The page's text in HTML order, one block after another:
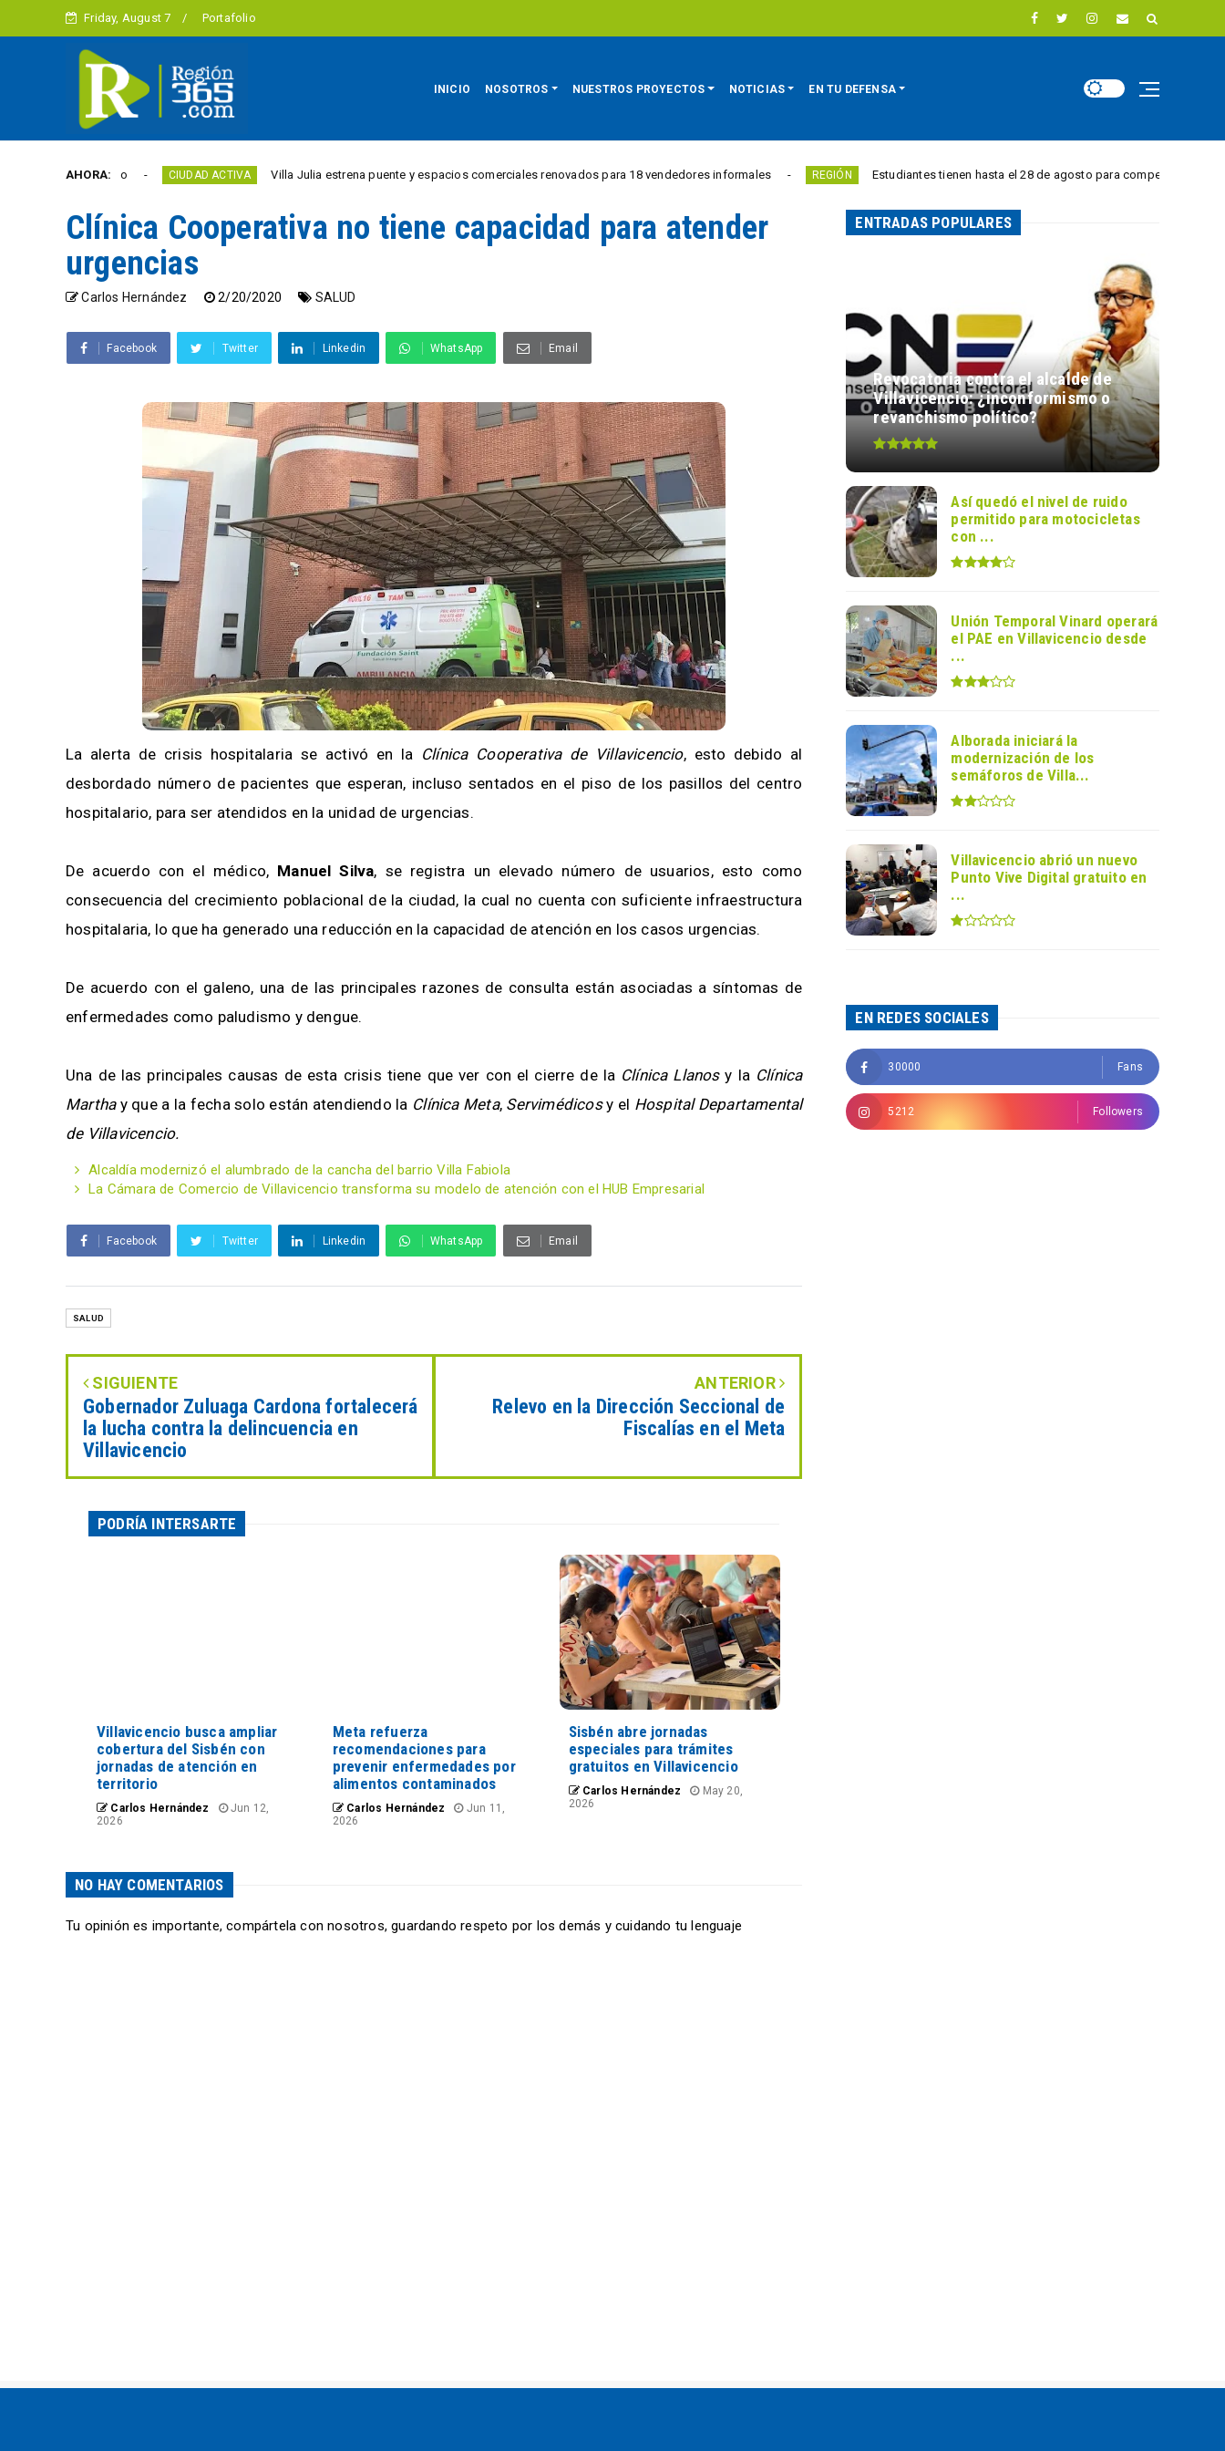
Friday, August 7 Portafolio
INICIO NOSOTROS NUESTROS PROYECTOS NOTICIAS EN TU DEFENSA
AHORA:
este año CIUDAD ACTIVA Villa Julia estrena puente y espacios comerciales renovados para 18 vendedores informales REGIÓN Estudiantes tienen hasta el 28 de agosto para competir por 10.000 euros
Clínica Cooperativa no tiene capacidad para atender
urgencias
Carlos Hernández 2/20/2020 SALUD
Facebook Twitter Linkedin WhatsApp Email
La alerta de crisis hospitalaria se activó en la Clínica Cooperativa de Villavicencio, esto debido al
desbordado número de pacientes que esperan, incluso sentados en el piso de los pasillos del centro
hospitalario, para ser atendidos en la unidad de urgencias.
De acuerdo con el médico, Manuel Silva, se registra un elevado número de usuarios, esto como
consecuencia del crecimiento poblacional de la ciudad, la cual no cuenta con suficiente infraestructura
hospitalaria, lo que ha generado una reducción en la capacidad de atención en los casos urgencias.
De acuerdo con el galeno, una de las principales razones de consulta están asociadas a síntomas de
enfermedades como paludismo y dengue.
Una de las principales causas de esta crisis tiene que ver con el cierre de la Clínica Llanosy la Clínica
Marthay que a la fecha solo están atendiendo la Clínica Meta, Servimédicosy el Hospital Departamental
de Villavicencio.
Alcaldía modernizó el alumbrado de la cancha del barrio Villa Fabiola
La Cámara de Comercio de Villavicencio transforma su modelo de atención con el HUB Empresarial
Facebook Twitter Linkedin WhatsApp Email
SALUD
SIGUIENTE
Gobernador Zuluaga Cardona fortalecerá
la lucha contra la delincuencia en
Villavicencio
ANTERIOR
Relevo en la Dirección Seccional de
Fiscalías en el Meta
PODRÍA INTERSARTE
Villavicencio busca ampliar
cobertura del Sisbén con
jornadas de atención en
territorio
Carlos Hernández
Jun 12,
2026
Meta refuerza
recomendaciones para
prevenir enfermedades por
alimentos contaminados
Carlos Hernández
Jun 11,
2026
Sisbén abre jornadas
especiales para trámites
gratuitos en Villavicencio
Carlos Hernández
May 20,
2026
NO HAY COMENTARIOS
Tu opinión es importante, compártela con nosotros, guardando respeto por los demás y cuidando tu lenguaje
ENTRADAS POPULARES
Revocatoria contra el alcalde de
Villavicencio: ¿inconformismo o
revanchismo político?
Así quedó el nivel de ruido
permitido para motocicletas
con ...
Unión Temporal Vinard operará
el PAE en Villavicencio desde
...
Alborada iniciará la
modernización de los
semáforos de Villa...
Villavicencio abrió un nuevo
Punto Vive Digital gratuito en
...
EN REDES SOCIALES
30000 Fans
5212 Followers